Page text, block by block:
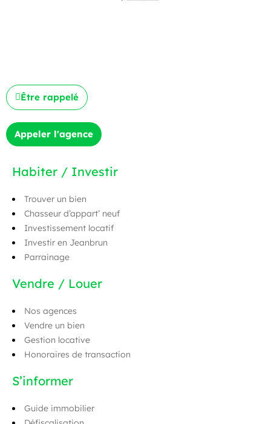
Être rappelé
Appeler l'agence
Habiter / Investir
Trouver un bien
Chasseur d’appart’ neuf
Investissement locatif
Investir en Jeanbrun
Parrainage
Vendre / Louer
Nos agences
Vendre un bien
Gestion locative
Honoraires de transaction
S’informer
Guide immobilier